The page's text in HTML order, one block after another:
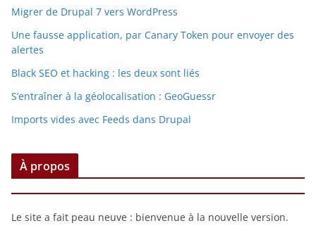
Migrer de Drupal 7 vers WordPress
Une fausse application, par Canary Token pour envoyer des
alertes
Black SEO et hacking : les deux sont liés
S’entraîner à la géolocalisation : GeoGuessr
Imports vides avec Feeds dans Drupal
À propos
Le site a fait peau neuve : bienvenue à la nouvelle version.